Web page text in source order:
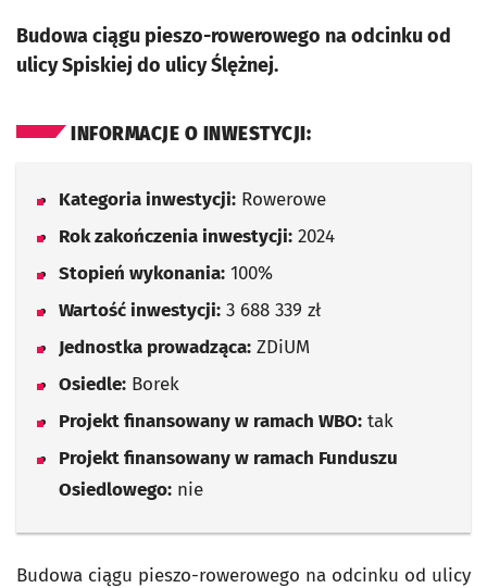
Budowa ciągu pieszo-rowerowego na odcinku od
ulicy Spiskiej do ulicy Ślężnej.
INFORMACJE O INWESTYCJI:
Kategoria inwestycji: Rowerowe
Rok zakończenia inwestycji: 2024
Stopień wykonania: 100%
Wartość inwestycji: 3 688 339 zł
Jednostka prowadząca: ZDiUM
Osiedle: Borek
Projekt finansowany w ramach WBO: tak
Projekt finansowany w ramach Funduszu
Osiedlowego: nie
Budowa ciągu pieszo-rowerowego na odcinku od ulicy